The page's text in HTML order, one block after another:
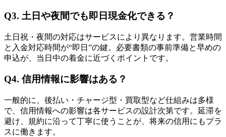
Q3. 土日や夜間でも即日現金化できる？
土日祝・夜間の対応はサービスにより異なります。営業時間
と入金対応時間が“即日”の鍵。必要書類の事前準備と早めの
申込が、当日中の着金に近づくポイントです。
Q4. 信用情報に影響はある？
一般的に、後払い・チャージ型・買取型など仕組みは多様
で、信用情報への影響は各サービスの設計次第です。延滞を
避け、規約に沿って丁寧に使うことが、将来の信用にもプラ
スに働きます。